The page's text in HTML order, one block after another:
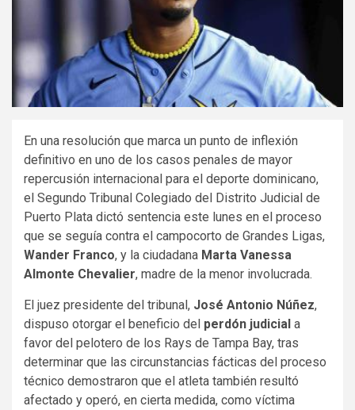
En una resolución que marca un punto de inflexión
definitivo en uno de los casos penales de mayor
repercusión internacional para el deporte dominicano,
el Segundo Tribunal Colegiado del Distrito Judicial de
Puerto Plata dictó sentencia este lunes en el proceso
que se seguía contra el campocorto de Grandes Ligas,
Wander Franco, y la ciudadana Marta Vanessa
Almonte Chevalier, madre de la menor involucrada.
El juez presidente del tribunal, José Antonio Núñez,
dispuso otorgar el beneficio del perdón judicial a
favor del pelotero de los Rays de Tampa Bay, tras
determinar que las circunstancias fácticas del proceso
técnico demostraron que el atleta también resultó
afectado y operó, en cierta medida, como víctima